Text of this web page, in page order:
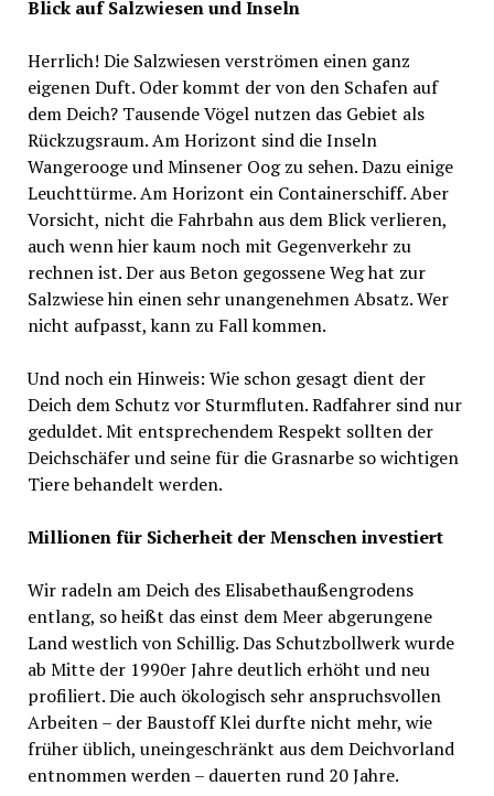
Blick auf Salzwiesen und Inseln
Herrlich! Die Salzwiesen verströmen einen ganz
eigenen Duft. Oder kommt der von den Schafen auf
dem Deich? Tausende Vögel nutzen das Gebiet als
Rückzugsraum. Am Horizont sind die Inseln
Wangerooge und Minsener Oog zu sehen. Dazu einige
Leuchttürme. Am Horizont ein Containerschiff. Aber
Vorsicht, nicht die Fahrbahn aus dem Blick verlieren,
auch wenn hier kaum noch mit Gegenverkehr zu
rechnen ist. Der aus Beton gegossene Weg hat zur
Salzwiese hin einen sehr unangenehmen Absatz. Wer
nicht aufpasst, kann zu Fall kommen.
Und noch ein Hinweis: Wie schon gesagt dient der
Deich dem Schutz vor Sturmfluten. Radfahrer sind nur
geduldet. Mit entsprechendem Respekt sollten der
Deichschäfer und seine für die Grasnarbe so wichtigen
Tiere behandelt werden.
Millionen für Sicherheit der Menschen investiert
Wir radeln am Deich des Elisabethaußengrodens
entlang, so heißt das einst dem Meer abgerungene
Land westlich von Schillig. Das Schutzbollwerk wurde
ab Mitte der 1990er Jahre deutlich erhöht und neu
profiliert. Die auch ökologisch sehr anspruchsvollen
Arbeiten – der Baustoff Klei durfte nicht mehr, wie
früher üblich, uneingeschränkt aus dem Deichvorland
entnommen werden – dauerten rund 20 Jahre.